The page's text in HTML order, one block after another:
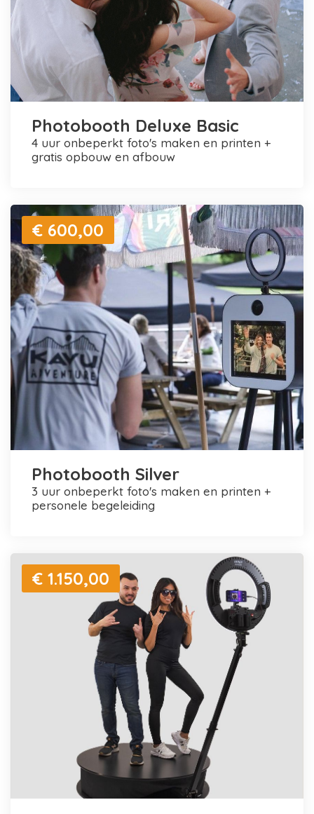
Photobooth Deluxe Basic
4 uur onbeperkt foto's maken en printen +
gratis opbouw en afbouw
€ 600,00
Photobooth Silver
3 uur onbeperkt foto's maken en printen +
personele begeleiding
€ 1.150,00